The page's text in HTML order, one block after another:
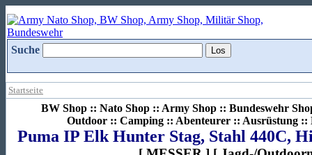
Suche
Startseite
BW Shop :: Nato Shop :: Army Shop :: Bundeswehr
Outdoor :: Camping :: Abenteurer :: Ausrüstung ::
Puma IP Elk Hunter Stag, Stahl 440C,